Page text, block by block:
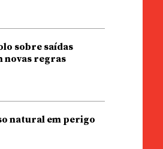
sobre saídas
novas regras
natural em perigo